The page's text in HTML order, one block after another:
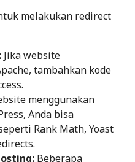
melakukan redirect
Jika website
tambahkan kode
menggunakan
Anda bisa
Rank Math, Yoast
Beberapa